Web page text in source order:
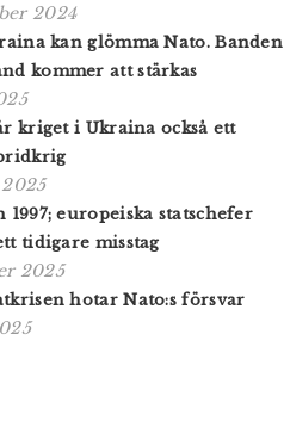
2024
kan glömma Nato. Banden
kommer att stärkas
kriget i Ukraina också ett
1997; europeiska statschefer
tidigare misstag
2025
hotar Nato:s försvar